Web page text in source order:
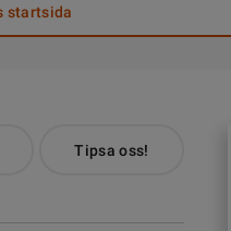
startsida
Tipsa oss!